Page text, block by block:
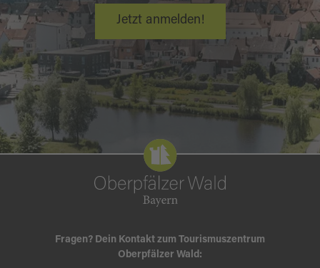
Jetzt anmelden!
Fragen? Dein Kontakt zum Tourismuszentrum
Oberpfälzer Wald: